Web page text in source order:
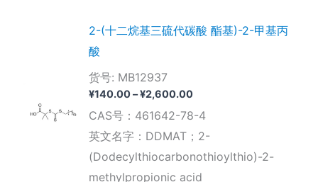
2-(十二烷基三硫代碳酸 酯基)-2-甲基丙
酸
货号: MB12937
¥140.00–¥2,600.00价
范
围：
¥140.00
至
CAS号：461642-78-4
英文名字：DDMAT；2-
(Dodecylthiocarbonothioylthio)-2-
methylpropionic acid